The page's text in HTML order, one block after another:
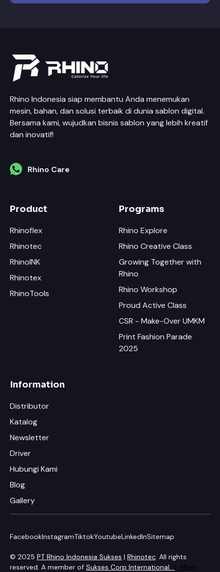
Rhino Indonesia siap membantu Anda menemukan
mesin, bahan, dan solusi terbaik di dunia sablon digital.
Bersama kami, wujudkan bisnis sablon yang lebih kreatif
dan inovatif!
Rhino Care
Product
Rhinoflex
Rhinotec
RhinoINK
Rhinotex
RhinoTools
Programs
Rhino Explore
Rhino Creative Class
Growing Together with
Rhino
Rhino Workshop
Proud Active Class
CSR - Make-Over UMKM
Print Fashion Parade
2025
Information
Distributor
Katalog
Newsletter
Driver
Hubungi Kami
Blog
Gallery
FacebookInstagramTiktokYoutubeLinkedInSitemap
© 2025 PT Rhino Indonesia Sukses | Rhinotec . All rights
reserved. A member of Sukses Corp International. | Mom